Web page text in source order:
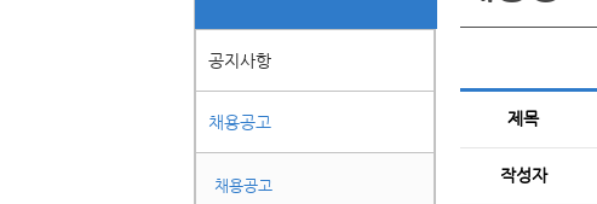
공지사항
채용공고
채용공고
제목
작성자